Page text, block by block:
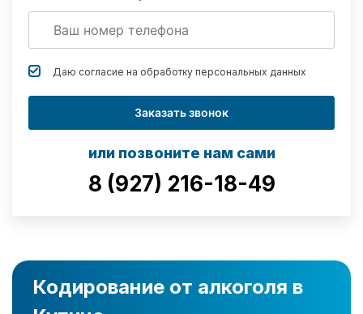
Даю согласие на обработку персональных данных
Заказать звонок
или позвоните нам сами
8 (927) 216-18-49
Кодирование от алкоголя в